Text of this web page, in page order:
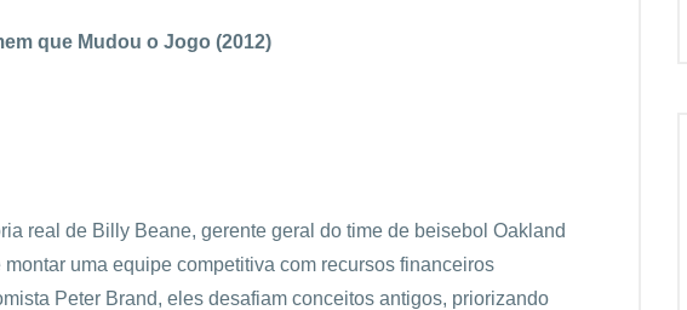
que Mudou o Jogo (2012)
real de Billy Beane, gerente geral do time de beisebol Oakland
uma equipe competitiva com recursos financeiros
Peter Brand, eles desafiam conceitos antigos, priorizando